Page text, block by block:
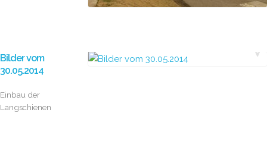
Bilder vom
30.05.2014
Einbau der
Langschienen